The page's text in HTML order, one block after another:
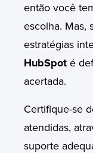
então você
escolha. Mas,
estratégias
HubSpot é
acertada.
Certifique-se
atendidas,
suporte